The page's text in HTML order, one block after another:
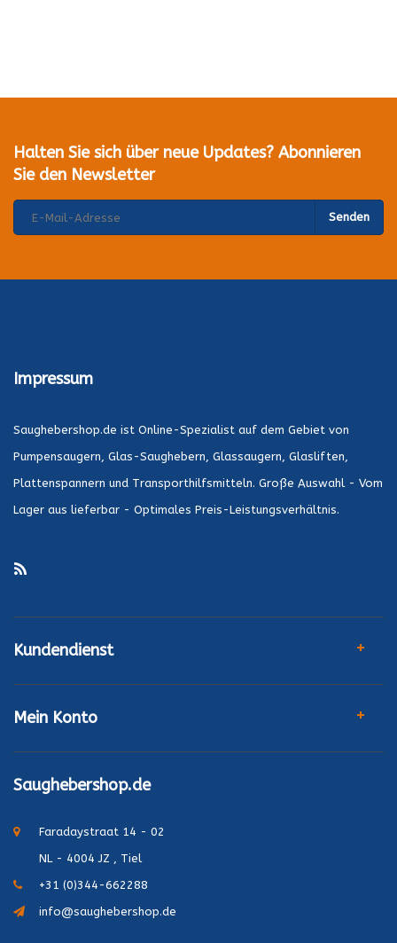
Halten Sie sich über neue Updates? Abonnieren
Sie den Newsletter
Senden
Impressum
Saughebershop.de ist Online-Spezialist auf dem Gebiet von
Pumpensaugern, Glas-Saughebern, Glassaugern, Glasliften,
Plattenspannern und Transporthilfsmitteln. Große Auswahl - Vom
Lager aus lieferbar - Optimales Preis-Leistungsverhältnis.
Kundendienst
Mein Konto
Saughebershop.de
Faradaystraat 14 - 02
NL - 4004 JZ , Tiel
+31 (0)344-662288
info@saughebershop.de